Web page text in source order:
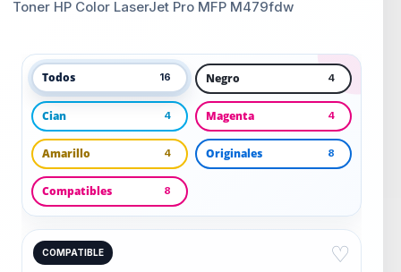
Toner HP Color LaserJet Pro MFP M479fdw
Todos 16 Negro 4
Cian 4 Magenta 4
Amarillo 4 Originales 8
Compatibles 8
COMPATIBLE ♡